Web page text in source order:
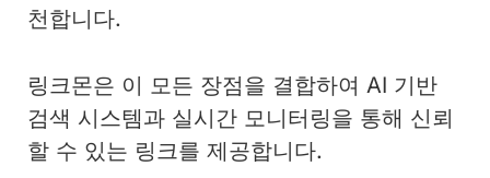
천합니다.
링크몬은 이 모든 장점을 결합하여 AI 기반
검색 시스템과 실시간 모니터링을 통해 신뢰
할 수 있는 링크를 제공합니다.